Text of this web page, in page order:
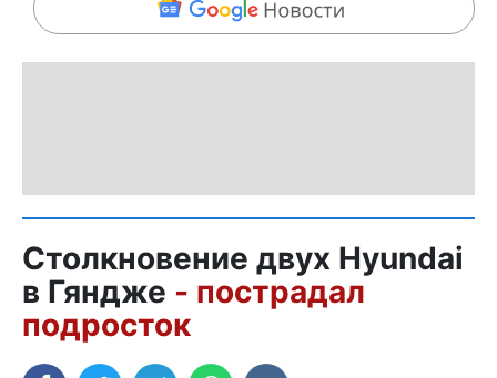
Столкновение двух Hyundai
в Гяндже - пострадал
подросток